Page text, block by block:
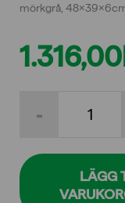
mörkgrå,
1.316,00
mängd
-
LÄGG